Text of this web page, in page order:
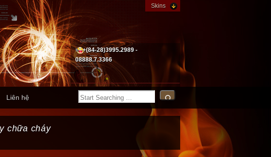
Skins
+(84-28)3995.2989 -
08888.7.3366
Liên hệ
chữa cháy